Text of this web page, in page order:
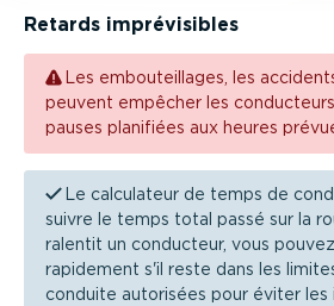
Retards impré­vi­sibles
Les embou­teillages, les
peuvent empêcher les
pauses planifiées aux heures
Le calculateur de temps de
suivre le temps total passé sur la
ralentit un conducteur, vous
rapidement s'il reste dans les
conduite autorisées pour éviter